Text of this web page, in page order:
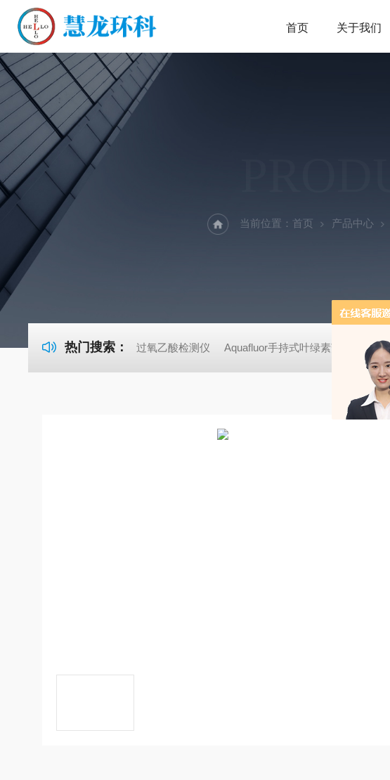
首页 关于我们
当前位置： 首页 产品中心
热门搜索： 过氧乙酸检测仪 Aquafluor手持式叶绿素荧光仪